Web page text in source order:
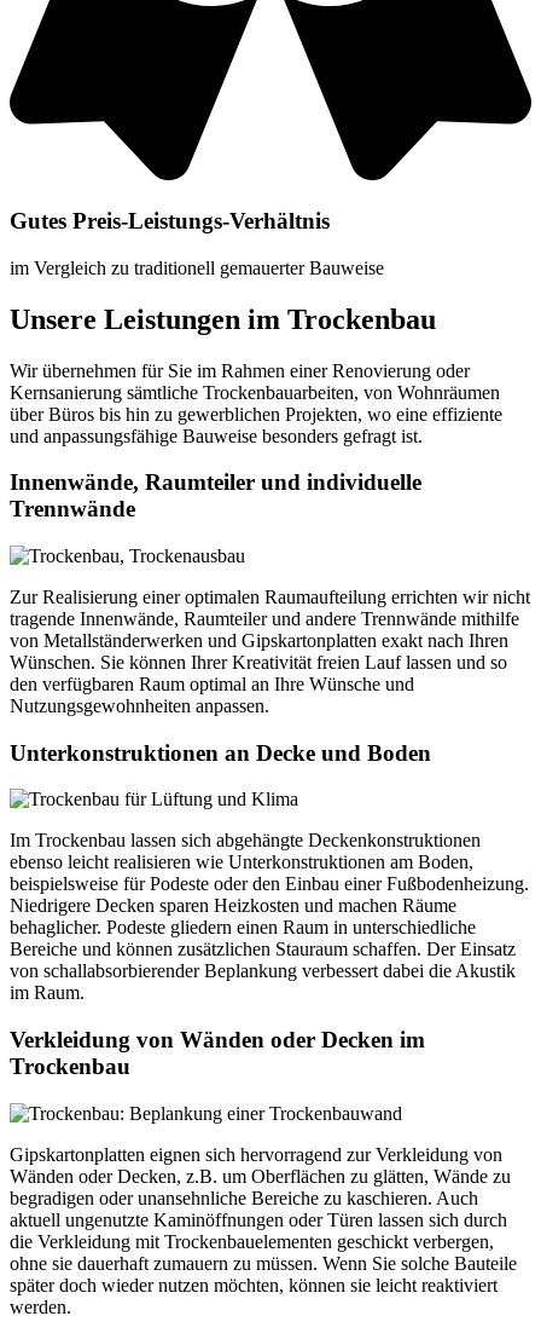
Gutes Preis-Leistungs-Verhältnis
im Vergleich zu traditionell gemauerter Bauweise
Unsere Leistungen im Trockenbau
Wir übernehmen für Sie im Rahmen einer Renovierung oder
Kernsanierung sämtliche Trockenbauarbeiten, von Wohnräumen
über Büros bis hin zu gewerblichen Projekten, wo eine effiziente
und anpassungsfähige Bauweise besonders gefragt ist.
Innenwände, Raumteiler und individuelle
Trennwände
Zur Realisierung einer optimalen Raumaufteilung errichten wir nicht
tragende Innenwände, Raumteiler und andere Trennwände mithilfe
von Metallständerwerken und Gipskartonplatten exakt nach Ihren
Wünschen. Sie können Ihrer Kreativität freien Lauf lassen und so
den verfügbaren Raum optimal an Ihre Wünsche und
Nutzungsgewohnheiten anpassen.
Unterkonstruktionen an Decke und Boden
Im Trockenbau lassen sich abgehängte Deckenkonstruktionen
ebenso leicht realisieren wie Unterkonstruktionen am Boden,
beispielsweise für Podeste oder den Einbau einer Fußbodenheizung.
Niedrigere Decken sparen Heizkosten und machen Räume
behaglicher. Podeste gliedern einen Raum in unterschiedliche
Bereiche und können zusätzlichen Stauraum schaffen. Der Einsatz
von schallabsorbierender Beplankung verbessert dabei die Akustik
im Raum.
Verkleidung von Wänden oder Decken im
Trockenbau
Gipskartonplatten eignen sich hervorragend zur Verkleidung von
Wänden oder Decken, z.B. um Oberflächen zu glätten, Wände zu
begradigen oder unansehnliche Bereiche zu kaschieren. Auch
aktuell ungenutzte Kaminöffnungen oder Türen lassen sich durch
die Verkleidung mit Trockenbauelementen geschickt verbergen,
ohne sie dauerhaft zumauern zu müssen. Wenn Sie solche Bauteile
später doch wieder nutzen möchten, können sie leicht reaktiviert
werden.